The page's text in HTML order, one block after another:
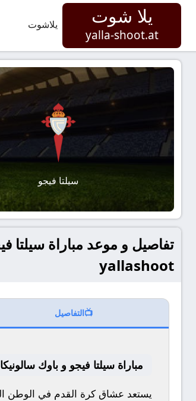
يلا شوت
yalla-shoot.at
يلاشوت
سيلتا فيجو
تفاصيل و موعد مباراة سيلتا
yallashoot
📺التفاصيل
مباراة سيلتا فيجو و باوك
يستعد عشاق كرة القدم في الوطن